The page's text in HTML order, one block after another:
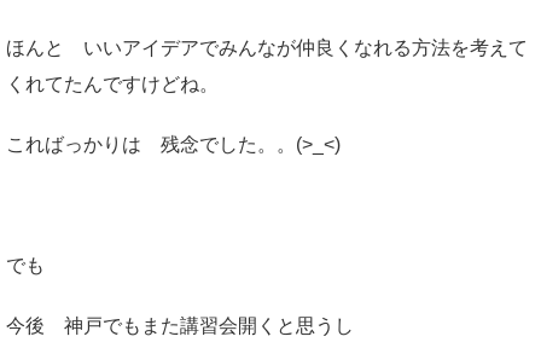
ほんと いいアイデアでみんなが仲良くなれる方法を考えて
くれてたんですけどね。
こればっかりは 残念でした。。(>_<)
でも
今後 神戸でもまた講習会開くと思うし